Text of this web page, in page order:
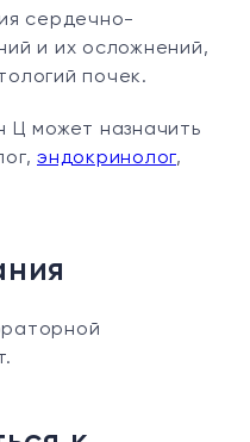
сердечно-
и их осложнений,
почек.
Ц может назначить
эндокринолог,